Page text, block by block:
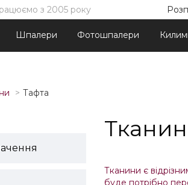
з 2005 року
Шпалери Фотошпалери
Тафта
Тканини є
буде потрібно